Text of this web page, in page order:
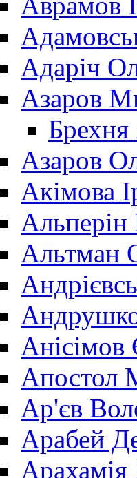
Адаріч
Азаров
Брехня
Азаров
Акімова
Альтман
Анісімов
Апостол
Ар'єв
Арабей
Арахамія